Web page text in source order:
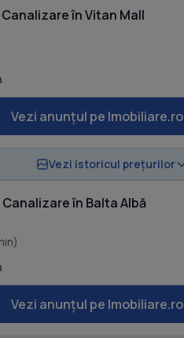
în Vitan Mall
Vezi anunțul pe Imobiliare.ro
Vezi istoricul prețurilor
în Balta Albă
Vezi anunțul pe Imobiliare.ro